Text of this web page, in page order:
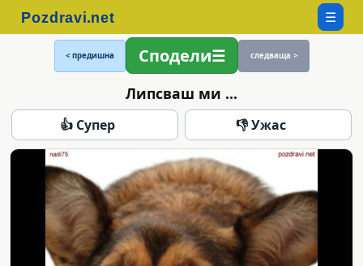
☰
< предишна Сподели следваща >
Липсваш ми ...
👍 Супер 👎 Ужас